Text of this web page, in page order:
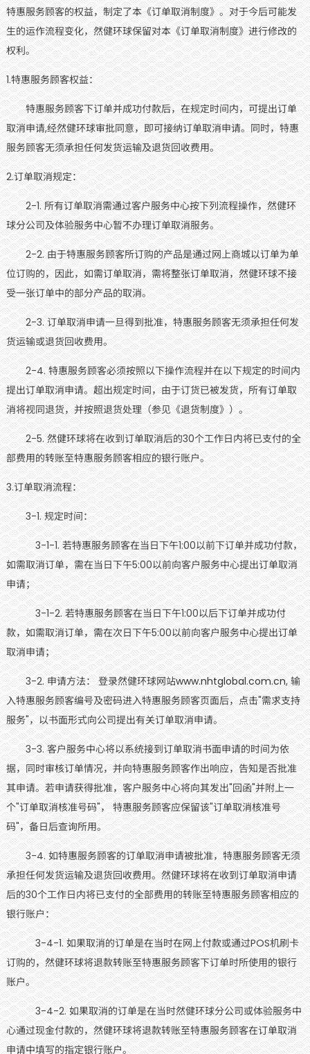
特惠服务顾客的权益，制定了本《订单取消制度》。对于今后可能发
生的运作流程变化，然健环球保留对本《订单取消制度》进行修改的
权利。
1.特惠服务顾客权益：
特惠服务顾客下订单并成功付款后，在规定时间内，可提出订单
取消申请,经然健环球审批同意，即可接纳订单取消申请。同时，特惠
服务顾客无须承担任何发货运输及退货回收费用。
2.订单取消规定：
2-1. 所有订单取消需通过客户服务中心按下列流程操作，然健环
球分公司及体验服务中心暂不办理订单取消服务。
2-2. 由于特惠服务顾客所订购的产品是通过网上商城以订单为单
位订购的，因此，如需订单取消，需将整张订单取消，然健环球不接
受一张订单中的部分产品的取消。
2-3. 订单取消申请一旦得到批准，特惠服务顾客无须承担任何发
货运输或退货回收费用。
2-4. 特惠服务顾客必须按照以下操作流程并在以下规定的时间内
提出订单取消申请。超出规定时间，由于订货已被发货，所有订单取
消将视同退货，并按照退货处理（参见《退货制度》）。
2-5. 然健环球将在收到订单取消后的30个工作日内将已支付的全
部费用的转账至特惠服务顾客相应的银行账户。
3.订单取消流程：
3-1. 规定时间：
3-1-1. 若特惠服务顾客在当日下午1:00以前下订单并成功付款，
如需取消订单，需在当日下午5:00以前向客户服务中心提出订单取消
申请；
3-1-2. 若特惠服务顾客在当日下午1:00以后下订单并成功付
款，如需取消订单，需在次日下午5:00以前向客户服务中心提出订单
取消申请；
3-2. 申请方法： 登录然健环球网站www.nhtglobal.com.cn, 输
入特惠服务顾客编号及密码进入特惠服务顾客页面后，点击"需求支持
服务"，以书面形式向公司提出有关订单取消申请。
3-3. 客户服务中心将以系统接到订单取消书面申请的时间为依
据，同时审核订单情况，并向特惠服务顾客作出响应，告知是否批准
其申请。若申请获得批准，客户服务中心将向其发出"回函"并附上一
个"订单取消核准号码"， 特惠服务顾客应保留该"订单取消核准号
码"，备日后查询所用。
3-4. 如特惠服务顾客的订单取消申请被批准，特惠服务顾客无须
承担任何发货运输及退货回收费用。然健环球将在收到订单取消申请
后的30个工作日内将已支付的全部费用的转账至特惠服务顾客相应的
银行账户：
3-4-1. 如果取消的订单是在当时在网上付款或通过POS机刷卡
订购的，然健环球将退款转账至特惠服务顾客下订单时所使用的银行
账户。
3-4-2. 如果取消的订单是在当时然健环球分公司或体验服务中
心通过现金付款的，然健环球将退款转账至特惠服务顾客在订单取消
申请中填写的指定银行账户。